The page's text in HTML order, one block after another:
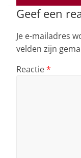
p o
k
Geef een
Je e-mailadres
velden zijn
Reactie*